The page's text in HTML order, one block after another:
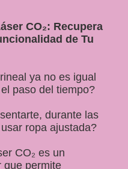
CO₂: Recupera
de Tu
ya no es igual
paso del tiempo?
durante las
ropa ajustada?
CO₂ es un
que permite